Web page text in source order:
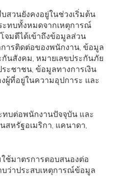
สวนยังคงอยู่ในช่วงเริ่มต้น
ะทบทั้งหมดจากเหตุการณ์
จมตีได้เข้าถึงข้อมูลส่วน
ารติดต่อของพนักงาน, ข้อมูล
นสังคม, หมายเลขประกันภัย
ะชาชน, ข้อมูลทางการเงิน
ที่อยู่ในความอุปการะ และ
ทบต่อพนักงานปัจจุบัน และ
สหรัฐอเมริกา, แคนาดา,
ใช้มาตรการตอบสนองต่อ
ว่าประสบเหตุการณ์ข้อมูล